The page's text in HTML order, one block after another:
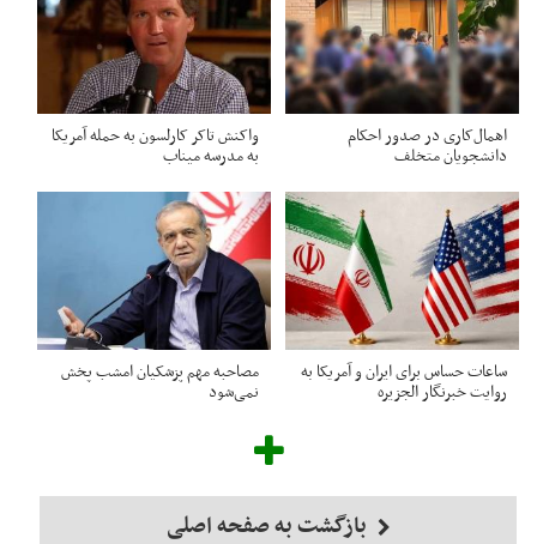
اهمال‌کاری در صدور احکام‌
دانشجویان متخلف
واکنش تاکر کارلسون به حمله آمریکا
به مدرسه میناب
ساعات حساس برای ایران و آمریکا به
روایت خبرنگار الجزیره
مصاحبه مهم پزشکیان امشب پخش
نمی‌شود
بازگشت به صفحه اصلی